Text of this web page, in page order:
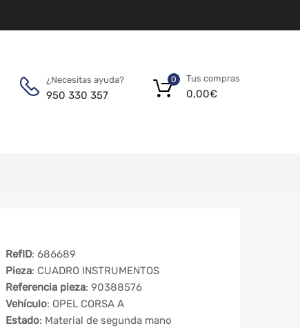
¿Necesitas ayuda?
950 330 357
Tus compras
0,00€
0
RefID: 686689
Pieza: CUADRO INSTRUMENTOS
Referencia pieza: 90388576
Vehículo: OPEL CORSA A
Estado: Material de segunda mano